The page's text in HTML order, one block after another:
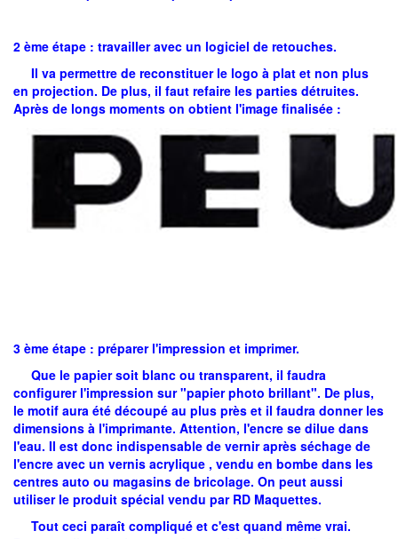
2 ème étape : travailler avec un logiciel de retouches.
Il va permettre de reconstituer le logo à plat et non plus
en projection. De plus, il faut refaire les parties détruites.
Après de longs moments on obtient l'image finalisée :
3 ème étape : préparer l'impression et imprimer.
Que le papier soit blanc ou transparent, il faudra
configurer l'impression sur "papier photo brillant". De plus,
le motif aura été découpé au plus près et il faudra donner les
dimensions à l'imprimante. Attention, l'encre se dilue dans
l'eau. Il est donc indispensable de vernir après séchage de
l'encre avec un vernis acrylique , vendu en bombe dans les
centres auto ou magasins de bricolage. On peut aussi
utiliser le produit spécial vendu par RD Maquettes.
Tout ceci paraît compliqué et c'est quand même vrai.